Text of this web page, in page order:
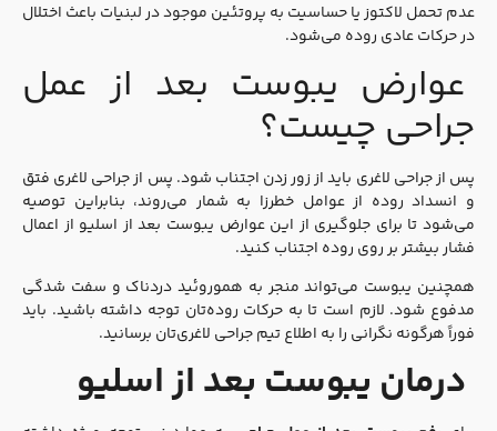
عدم تحمل لاکتوز یا حساسیت به پروتئین موجود در لبنیات باعث اختلال
در حرکات عادی روده می‌شود.
عوارض یبوست بعد از عمل
جراحی چیست؟
پس از جراحی لاغری باید از زور زدن اجتناب شود. پس از جراحی لاغری فتق
و انسداد روده از عوامل خطرزا به شمار می‌روند، بنابراین توصیه
می‌شود تا برای جلوگیری از این عوارض یبوست بعد از اسلیو از اعمال
فشار بیشتر بر روی روده اجتناب کنید.
همچنین یبوست می‌تواند منجر به هموروئید دردناک و سفت شدگی
مدفوع شود. لازم است تا به حرکات روده‌تان توجه داشته باشید. باید
فوراً هرگونه نگرانی را به اطلاع تیم جراحی لاغری‌تان برسانید.
درمان یبوست بعد از اسلیو